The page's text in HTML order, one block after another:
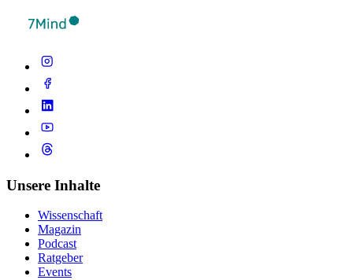
Unsere Inhalte
Wissenschaft
Magazin
Podcast
Ratgeber
Events